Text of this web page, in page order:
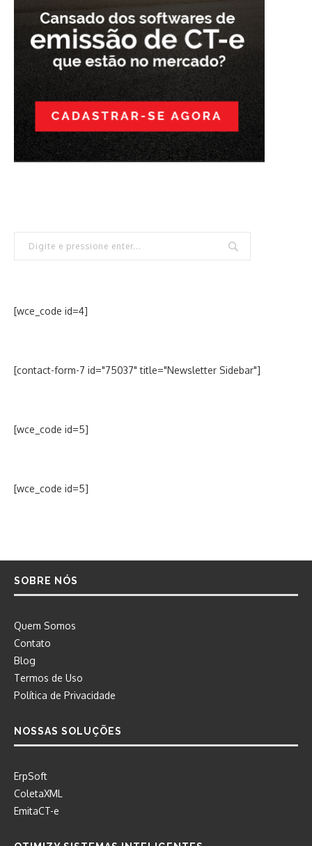
[wce_code id=4]
[contact-form-7 id="75037" title="Newsletter Sidebar"]
[wce_code id=5]
[wce_code id=5]
SOBRE NÓS
Quem Somos
Contato
Blog
Termos de Uso
Política de Privacidade
NOSSAS SOLUÇÕES
ErpSoft
ColetaXML
EmitaCT-e